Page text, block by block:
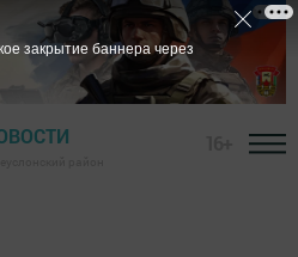
закрытие баннера через